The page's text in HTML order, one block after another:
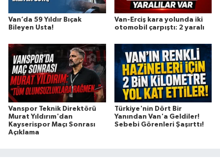
Van’da 59 Yıldır Bıçak
Bileyen Usta!
Van-Erciş kara yolunda iki
otomobil çarpıştı: 2 yaralı
Vanspor Teknik Direktörü
Murat Yıldırım'dan
Kayserispor Maçı Sonrası
Açıklama
Türkiye'nin Dört Bir
Yanından Van'a Geldiler!
Sebebi Görenleri Şaşırttı!